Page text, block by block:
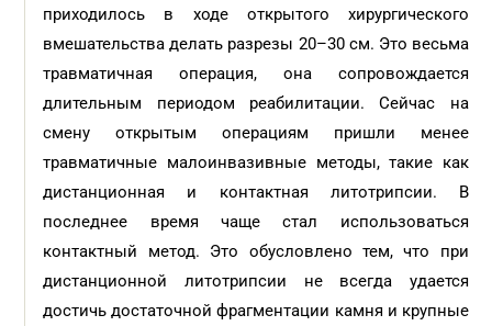
приходилось в ходе открытого хирургического
вмешательства делать разрезы 20–30 см. Это весьма
травматичная операция, она сопровождается
длительным периодом реабилитации. Сейчас на
смену открытым операциям пришли менее
травматичные малоинвазивные методы, такие как
дистанционная и контактная литотрипсии. В
последнее время чаще стал использоваться
контактный метод. Это обусловлено тем, что при
дистанционной литотрипсии не всегда удается
достичь достаточной фрагментации камня и крупные